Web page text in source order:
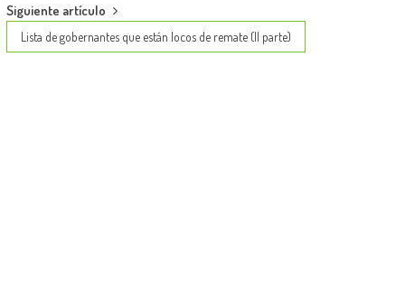
Siguiente artículo
Lista de gobernantes que están locos de remate (II parte)